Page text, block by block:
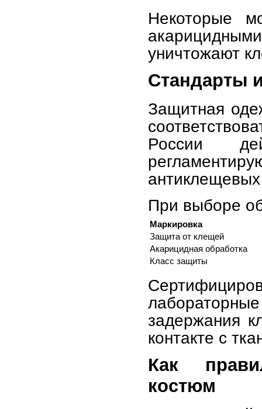
Некоторые
уничтожают
Стандарты
Защитная
России
При выборе
Маркировка
Защита от клещей
Акарицидная обработка
Класс защиты
задержания
контакте с
Как
костюм